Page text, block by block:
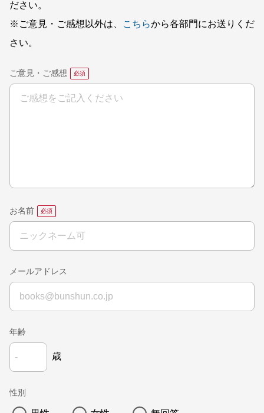
ださい。
※ご意見・ご感想以外は、
こちらから各部門にお送りくだ
さい。
ご意見・ご感想
お名前
メールアドレス
年齢
歳
性別